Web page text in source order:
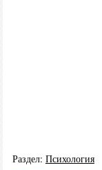
Раздел: Психология